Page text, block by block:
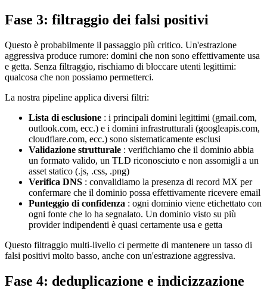
Fase 3: filtraggio dei falsi positivi
Questo è probabilmente il passaggio più critico. Un'estrazione
aggressiva produce rumore: domini che non sono effettivamente usa
e getta. Senza filtraggio, rischiamo di bloccare utenti legittimi:
qualcosa che non possiamo permetterci.
La nostra pipeline applica diversi filtri:
Lista di esclusione : i principali domini legittimi (gmail.com,
outlook.com, ecc.) e i domini infrastrutturali (googleapis.com,
cloudflare.com, ecc.) sono sistematicamente esclusi
Validazione strutturale : verifichiamo che il dominio abbia
un formato valido, un TLD riconosciuto e non assomigli a un
asset statico (.js, .css, .png)
Verifica DNS : convalidiamo la presenza di record MX per
confermare che il dominio possa effettivamente ricevere email
Punteggio di confidenza : ogni dominio viene etichettato con
ogni fonte che lo ha segnalato. Un dominio visto su più
provider indipendenti è quasi certamente usa e getta
Questo filtraggio multi-livello ci permette di mantenere un tasso di
falsi positivi molto basso, anche con un'estrazione aggressiva.
Fase 4: deduplicazione e indicizzazione